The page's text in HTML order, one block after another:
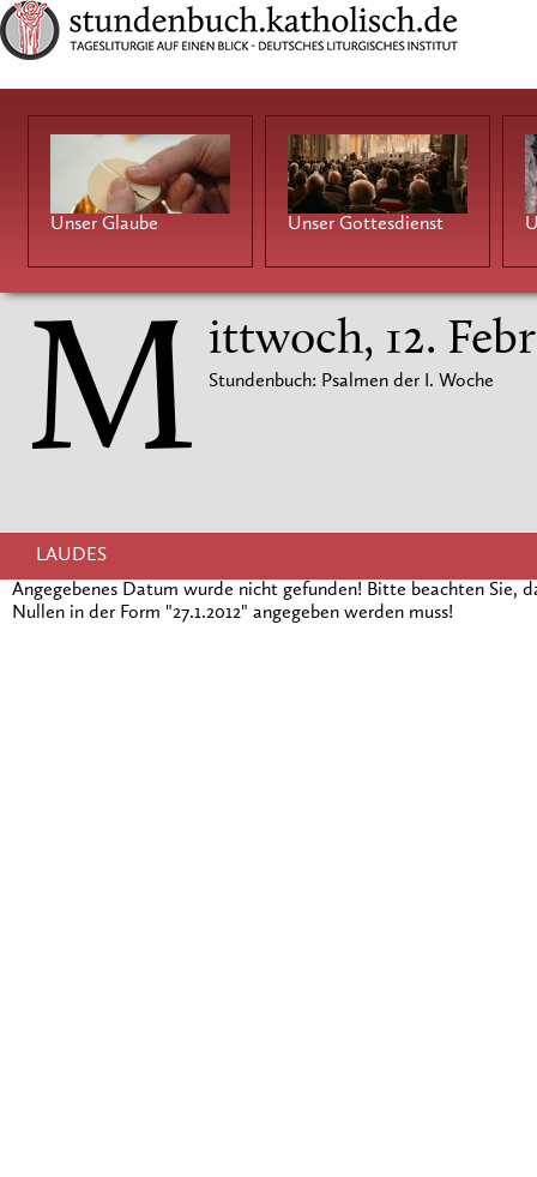
Unser Glaube Unser Gottesdienst
M ittwoch, 12.
Stundenbuch: Psalmen der I. Woche
LAUDES
Angegebenes Datum wurde nicht gefunden! Bitte beachten Sie,
Nullen in der Form "27.1.2012" angegeben werden muss!